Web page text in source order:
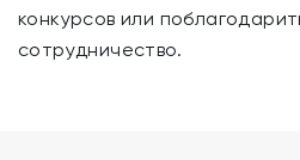
конкурсов или
сотрудничество.